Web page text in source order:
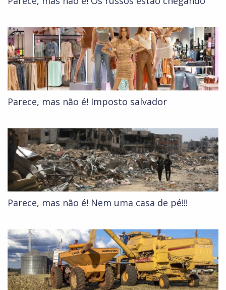
Parece, mas não é! Imposto salvador
Parece, mas não é! Nem uma casa de pé!!!